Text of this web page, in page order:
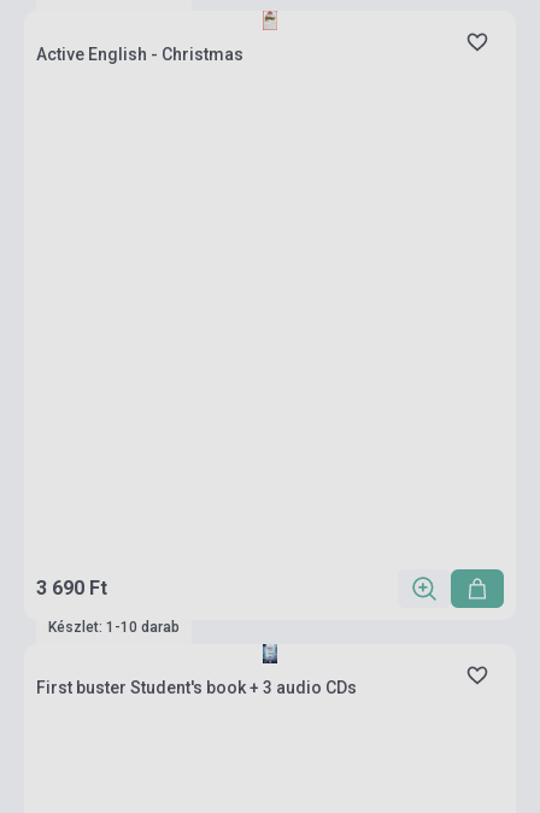
Active English - Christmas
3 690 Ft
Készlet: 1-10 darab
First buster Student's book + 3 audio CDs